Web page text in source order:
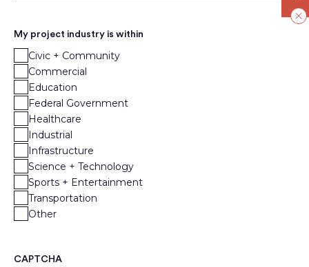
My project industry is within
Civic + Community
Commercial
Education
Federal Government
Healthcare
Industrial
Infrastructure
Science + Technology
Sports + Entertainment
Transportation
Other
CAPTCHA